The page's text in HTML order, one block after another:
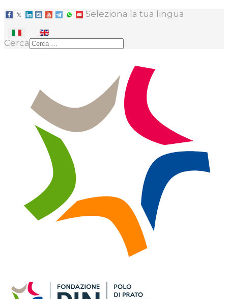
Seleziona la tua lingua
Cerca